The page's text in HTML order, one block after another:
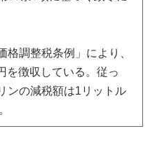
格調整税条例」により、
を徴収している。従っ
ンの減税額は1リットル